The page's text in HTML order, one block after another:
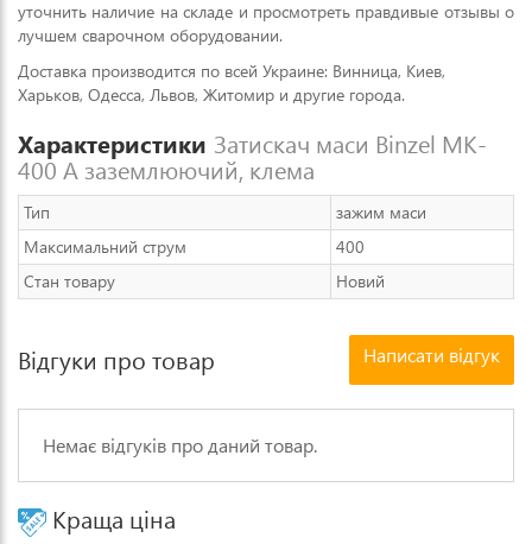
уточнить наличие на складе и просмотреть правдивые отзывы о
лучшем сварочном оборудовании.
Доставка производится по всей Украине: Винница, Киев,
Харьков, Одесса, Львов, Житомир и другие города.
Характеристики Затискач маси Binzel MK-
400 А заземлюючий, клема
Тип
зажим маси
Максимальний струм
400
Стан товару
Новий
Відгуки про товар Написати відгук
Немає відгуків про даний товар.
Краща ціна